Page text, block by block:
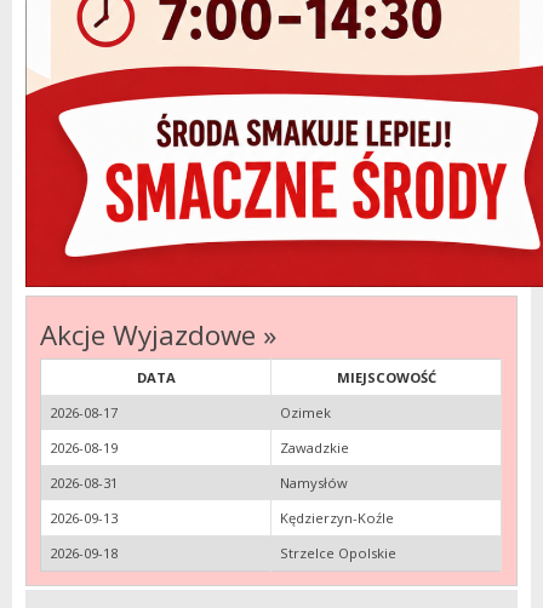
Akcje Wyjazdowe »
DATA
MIEJSCOWOŚĆ
2026-08-17
Ozimek
2026-08-19
Zawadzkie
2026-08-31
Namysłów
2026-09-13
Kędzierzyn-Koźle
2026-09-18
Strzelce Opolskie